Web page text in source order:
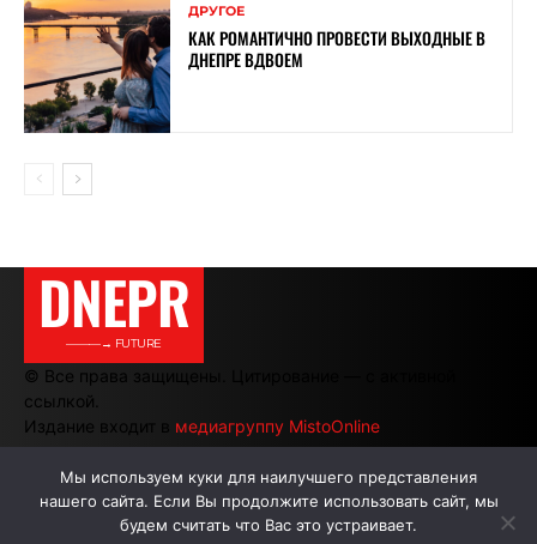
ДРУГОЕ
КАК РОМАНТИЧНО ПРОВЕСТИ ВЫХОДНЫЕ В
ДНЕПРЕ ВДВОЕМ
DNEPR
———→ FUTURE
© Все права защищены. Цитирование — с активной
ссылкой.
Издание входит в медиагруппу MistoOnline
АВТОРЫ РЕКЛАМА НА САЙТЕ
Мы используем куки для наилучшего представления
нашего сайта. Если Вы продолжите использовать сайт, мы
будем считать что Вас это устраивает.